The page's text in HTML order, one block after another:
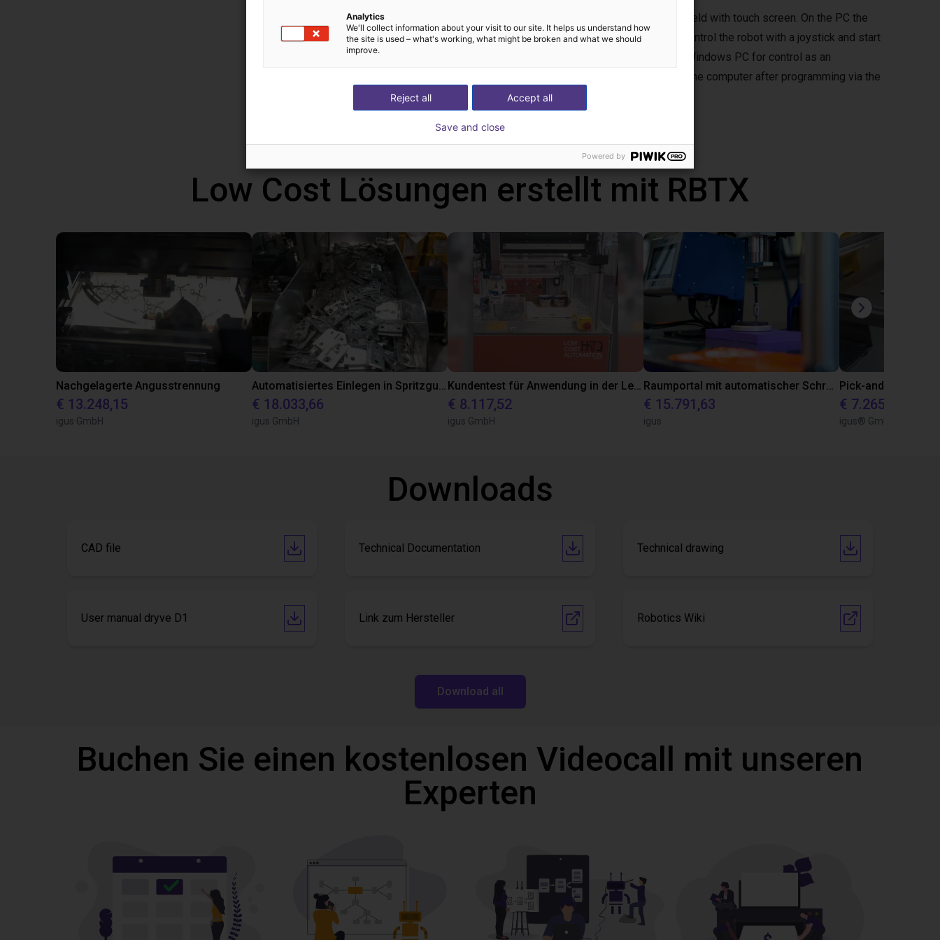
You can control the robot either from your Windows 10 PC or from the optional handheld with touch screen. On the PC the
robot can be programmed via a graphical user interface. With the handheld you can control the robot with a joystick and start
programs via the touch screen. In addition, you can also connect a gamepad to your Windows PC for control as an
alternative to the handheld. With this handheld, the robot runs autonomously without the computer after programming via the
Low Cost Lösungen erstellt mit RBTX
Nachgelagerte Angusstrennung
€ 13.248,15
igus GmbH
Automatisiertes Einlegen in Spritzgussmaschine
€ 18.033,66
igus GmbH
Kundentest für Anwendung in der Lebensmittelindustrie mit FDA konformer Greifeinheit
€ 8.117,52
igus GmbH
Raumportal mit automatischer Schraubenzuführung
€ 15.791,63
igus
Pick-and-Place mit
€ 7.265,02
igus® GmbH
Downloads
CAD file Technical Documentation Technical drawing
User manual dryve D1 Link zum Hersteller Robotics Wiki
Download all
Buchen Sie einen kostenlosen Videocall mit unseren
Experten
Analytics
We'll collect information about your visit to our site. It helps us understand how
the site is used – what's working, what might be broken and what we should
improve.
Accept all
Reject all
Save and close
Powered by